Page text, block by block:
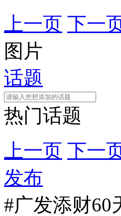
上一页 下一
图片
话题
热门话题
上一页 下一
发布
#广发添财60